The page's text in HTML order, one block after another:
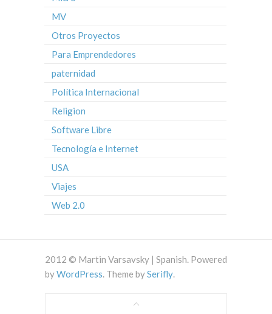
MV
Otros Proyectos
Para Emprendedores
paternidad
Política Internacional
Religion
Software Libre
Tecnología e Internet
USA
Viajes
Web 2.0
2012 © Martin Varsavsky | Spanish. Powered
byWordPress. Theme bySerifly.